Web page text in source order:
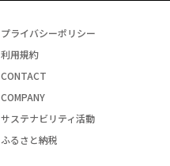
プライバシーポリシー
利用規約
CONTACT
COMPANY
サステナビリティ活動
ふるさと納税